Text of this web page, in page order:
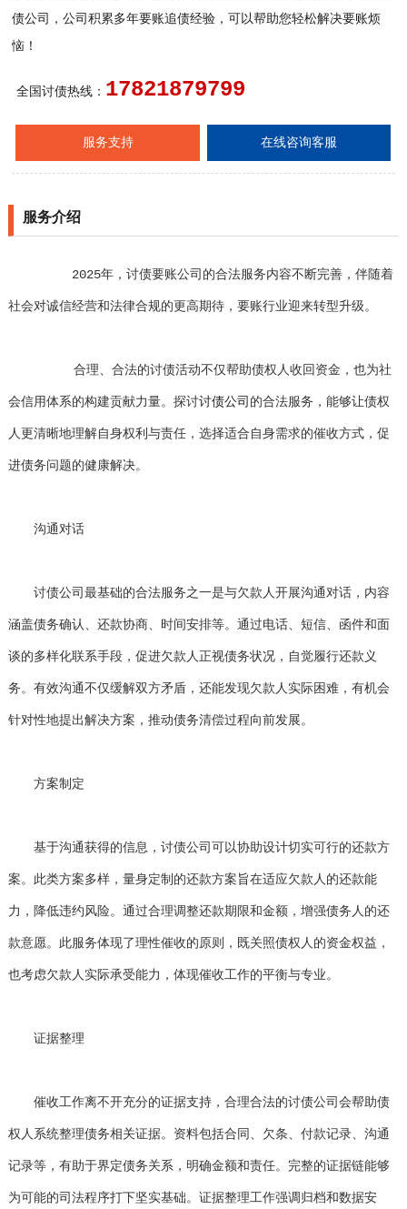
债公司，公司积累多年要账追债经验，可以帮助您轻松解决要账烦
恼！
全国讨债热线： 17821879799
服务支持 在线咨询客服
服务介绍
2025年，讨债要账公司的合法服务内容不断完善，伴随着
社会对诚信经营和法律合规的更高期待，要账行业迎来转型升级。
合理、合法的讨债活动不仅帮助债权人收回资金，也为社
会信用体系的构建贡献力量。探讨讨债公司 的合法服务，能够让债权
人更清晰地理解自身权利与责任，选择适合自身需求的催收方式，促
进债务问题的健康解决。
沟通对话
讨债公司最基础的合法服务之一是与欠款人开展沟通对话，内容
涵盖债务确认、还款协商、时间安排等。通过电话、短信、函件和面
谈的多样化联系手段，促进欠款人正视债务状况，自觉履行还款义
务。有效沟通不仅缓解双方矛盾，还能发现欠款人实际困难，有机会
针对性地提出解决方案，推动债务清偿过程向前发展。
方案制定
基于沟通获得的信息，讨债公司可以协助设计切实可行的还款方
案。此类方案多样，量身定制的还款方案旨在适应欠款人的还款能
力，降低违约风险。通过合理调整还款期限和金额，增强债务人的还
款意愿。此服务体现了理性催收的原则，既关照债权人的资金权益，
也考虑欠款人实际承受能力，体现催收工作的平衡与专业。
证据整理
催收工作离不开充分的证据支持，合理合法的讨债公司会帮助债
权人系统整理债务相关证据。资料包括合同、欠条、付款记录、沟通
记录等，有助于界定债务关系，明确金额和责任。完整的证据链能够
为可能的司法程序打下坚实基础。证据整理工作强调归档和数据安